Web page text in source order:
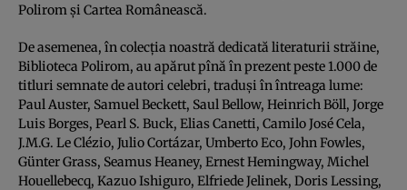
Polirom şi Cartea Românească.
De asemenea, în colecţia noastră dedicată literaturii străine,
Biblioteca Polirom, au apărut pînă în prezent peste 1.000 de
titluri semnate de autori celebri, traduşi în întreaga lume:
Paul Auster, Samuel Beckett, Saul Bellow, Heinrich Böll, Jorge
Luis Borges, Pearl S. Buck, Elias Canetti, Camilo José Cela,
J.M.G. Le Clézio, Julio Cortázar, Umberto Eco, John Fowles,
Günter Grass, Seamus Heaney, Ernest Hemingway, Michel
Houellebecq, Kazuo Ishiguro, Elfriede Jelinek, Doris Lessing,